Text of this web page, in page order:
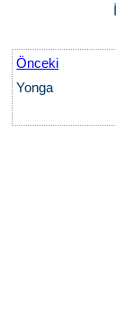
Önceki
Yonga